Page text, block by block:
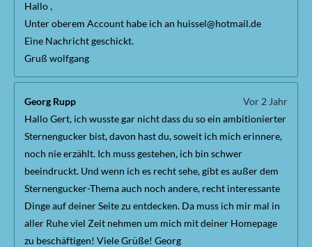
Hallo ,
Unter oberem Account habe ich an huissel@hotmail.de
Eine Nachricht geschickt.
Gruß wolfgang
Georg Rupp
Vor 2 Jahr
Hallo Gert, ich wusste gar nicht dass du so ein ambitionierter
Sternengucker bist, davon hast du, soweit ich mich erinnere,
noch nie erzählt. Ich muss gestehen, ich bin schwer
beeindruckt. Und wenn ich es recht sehe, gibt es außer dem
Sternengucker-Thema auch noch andere, recht interessante
Dinge auf deiner Seite zu entdecken. Da muss ich mir mal in
aller Ruhe viel Zeit nehmen um mich mit deiner Homepage
zu beschäftigen! Viele Grüße! Georg